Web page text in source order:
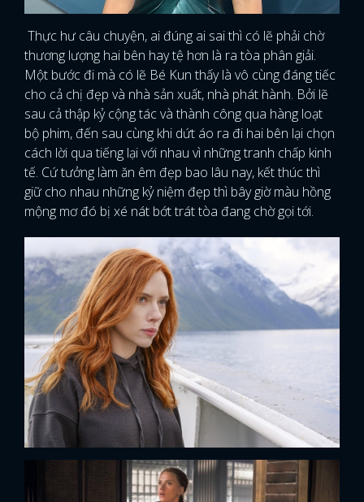
Thực hư câu chuyện, ai đúng ai sai thì có lẽ phải chờ
thương lượng hai bên hay tệ hơn là ra tòa phân giải.
Một bước đi mà có lẽ Bé Kun thấy là vô cùng đáng tiếc
cho cả chị đẹp và nhà sản xuất, nhà phát hành. Bởi lẽ
sau cả thập kỷ cộng tác và thành công qua hàng loạt
bộ phim, đến sau cùng khi dứt áo ra đi hai bên lại chọn
cách lời qua tiếng lại với nhau vì những tranh chấp kinh
tế. Cứ tưởng làm ăn êm đẹp bao lâu nay, kết thúc thì
giữ cho nhau những kỷ niệm đẹp thì bây giờ màu hồng
mộng mơ đó bị xé nát bớt trát tòa đang chờ gọi tới.